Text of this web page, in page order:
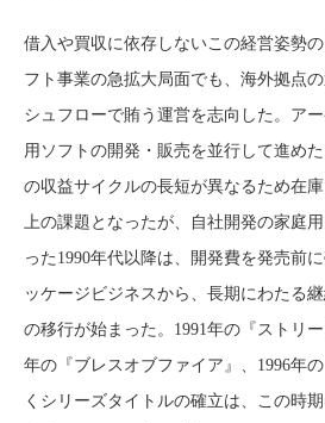
借入や買収に依存しないこの経営姿勢
フト事業の急拡大局面でも、海外拠点
シュフローで賄う運営を志向した。ア
用ソフトの開発・販売を並行して進め
の収益サイクルの長短が異なるため在
上の課題となったが、自社開発の家庭
った1990年代以降は、開発費を発売前
ッケージビジネスから、長期にわたる
の移行が始まった。1991年の『ストリ
年の『ブレスオブファイア』、1996年
くシリーズタイトルの確立は、この時